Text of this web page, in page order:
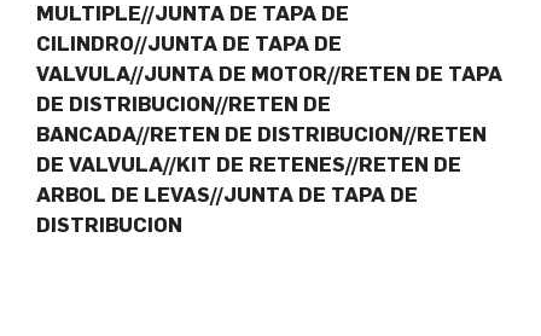
MULTIPLE//JUNTA DE TAPA DE
CILINDRO//JUNTA DE TAPA DE
VALVULA//JUNTA DE MOTOR//RETEN DE TAPA
DE DISTRIBUCION//RETEN DE
BANCADA//RETEN DE DISTRIBUCION//RETEN
DE VALVULA//KIT DE RETENES//RETEN DE
ARBOL DE LEVAS//JUNTA DE TAPA DE
DISTRIBUCION